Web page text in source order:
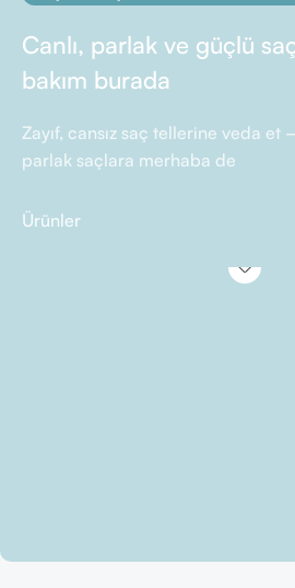
Canlı, parlak ve güçlü
bakım burada
Zayıf, cansız saç tellerine veda
parlak saçlara merhaba de
Ürünler